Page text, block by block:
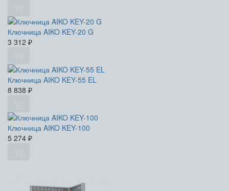
Ключница AIKO KEY-20 G
3 312 ₽
Ключница AIKO KEY-55 EL
8 838 ₽
Ключница AIKO KEY-100
5 274 ₽